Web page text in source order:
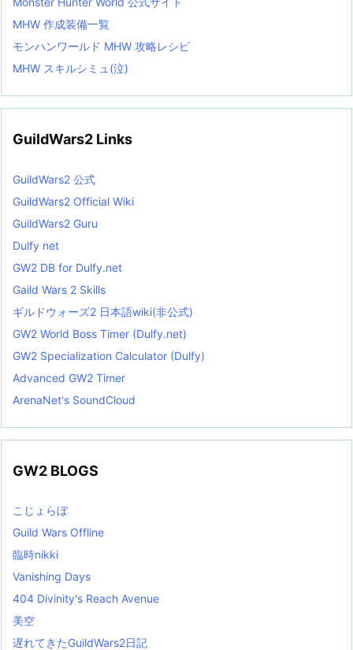
MHW 作成装備一覧
モンハンワールド MHW 攻略レシピ
MHW スキルシミュ(泣)
GuildWars2 Links
GuildWars2 公式
GuildWars2 Official Wiki
GuildWars2 Guru
Dulfy net
GW2 DB for Dulfy.net
Gaild Wars 2 Skills
ギルドウォーズ2 日本語wiki(非公式)
GW2 World Boss Timer (Dulfy.net)
GW2 Specialization Calculator (Dulfy)
Advanced GW2 Timer
ArenaNet's SoundCloud
GW2 BLOGS
こじょらぼ
Guild Wars Offline
臨時nikki
Vanishing Days
404 Divinity's Reach Avenue
美空
遅れてきたGuildWars2日記